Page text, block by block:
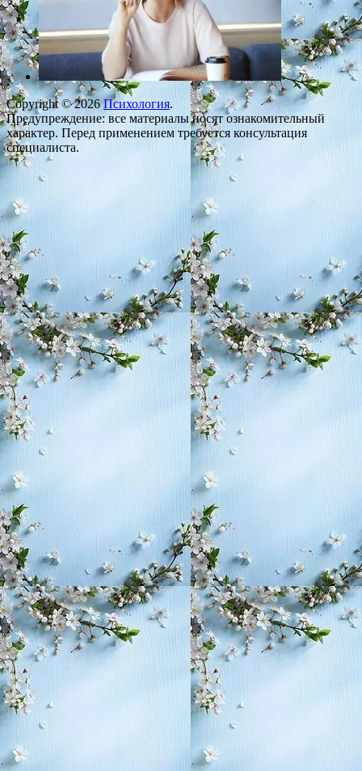
Copyright © 2026Психология.
Предупреждение: все материалы носят ознакомительный
характер. Перед применением требуется консультация
специалиста.